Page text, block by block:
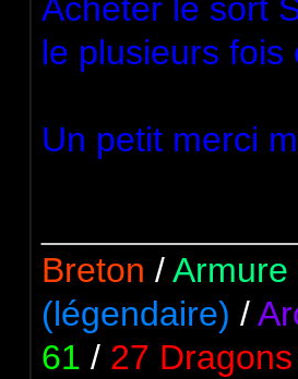
Acheter le sort
le plusieurs
Un petit merci
Breton /Armure
(légendaire) /
61 / 27